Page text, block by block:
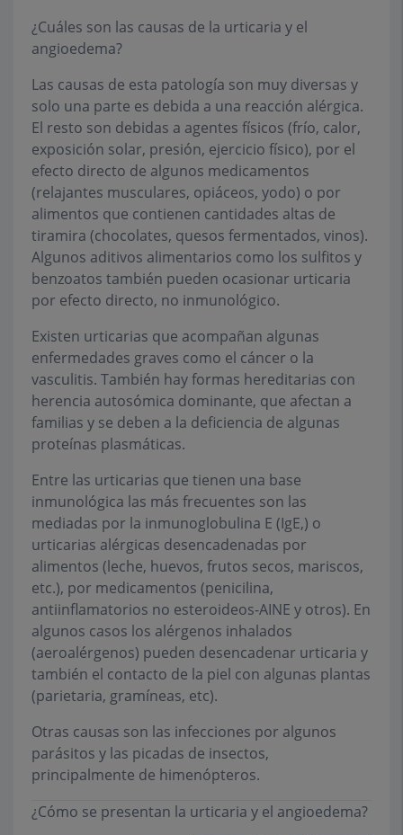
¿Cuáles son las causas de la urticaria y el
angioedema?
Las causas de esta patología son muy diversas y
solo una parte es debida a una reacción alérgica.
El resto son debidas a agentes físicos (frío, calor,
exposición solar, presión, ejercicio físico), por el
efecto directo de algunos medicamentos
(relajantes musculares, opiáceos, yodo) o por
alimentos que contienen cantidades altas de
tiramira (chocolates, quesos fermentados, vinos).
Algunos aditivos alimentarios como los sulfitos y
benzoatos también pueden ocasionar urticaria
por efecto directo, no inmunológico.
Existen urticarias que acompañan algunas
enfermedades graves como el cáncer o la
vasculitis. También hay formas hereditarias con
herencia autosómica dominante, que afectan a
familias y se deben a la deficiencia de algunas
proteínas plasmáticas.
Entre las urticarias que tienen una base
inmunológica las más frecuentes son las
mediadas por la inmunoglobulina E (IgE,) o
urticarias alérgicas desencadenadas por
alimentos (leche, huevos, frutos secos, mariscos,
etc.), por medicamentos (penicilina,
antiinflamatorios no esteroideos-AINE y otros). En
algunos casos los alérgenos inhalados
(aeroalérgenos) pueden desencadenar urticaria y
también el contacto de la piel con algunas plantas
(parietaria, gramíneas, etc).
Otras causas son las infecciones por algunos
parásitos y las picadas de insectos,
principalmente de himenópteros.
¿Cómo se presentan la urticaria y el angioedema?